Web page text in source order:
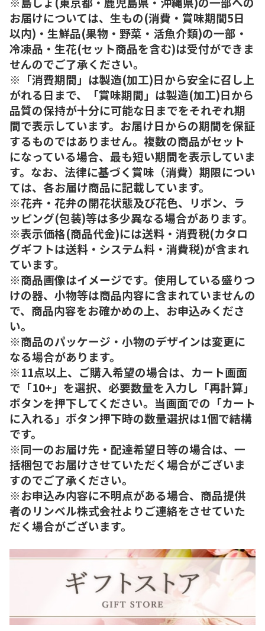
お届けについては、生もの(消費・賞味期間5日
以内)・生鮮品(果物・野菜・活魚介類)の一部・
冷凍品・生花(セット商品を含む)は受付ができま
せんのでご了承ください。
※「消費期間」は製造(加工)日から安全に召し上
がれる日まで、「賞味期間」は製造(加工)日から
品質の保持が十分に可能な日までをそれぞれ期
間で表示しています。お届け日からの期間を保証
するものではありません。複数の商品がセット
になっている場合、最も短い期間を表示していま
す。なお、法律に基づく賞味（消費）期限につい
ては、各お届け商品に記載しています。
※花卉・花弁の開花状態及び花色、リボン、ラ
ッピング(包装)等は多少異なる場合があります。
※表示価格(商品代金)には送料・消費税(カタロ
グギフトは送料・システム料・消費税)が含まれ
ています。
※商品画像はイメージです。使用している盛りつ
けの器、小物等は商品内容に含まれていませんの
で、商品内容をお確かめの上、お申込みくださ
い。
※商品のパッケージ・小物のデザインは変更に
なる場合があります。
※11点以上、ご購入希望の場合は、カート画面
で「10+」を選択、必要数量を入力し「再計算」
ボタンを押下してください。当画面での「カート
に入れる」ボタン押下時の数量選択は1個で結構
です。
※同一のお届け先・配達希望日等の場合は、一
括梱包でお届けさせていただく場合がございま
すのでご了承ください。
※お申込み内容に不明点がある場合、商品提供
者のリンベル株式会社よりご連絡をさせていた
だく場合がございます。